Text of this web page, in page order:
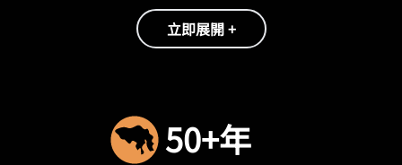
立即展開 +
50+年